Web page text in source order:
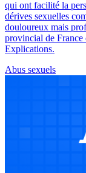
qui ont facilité la
dérives sexuelles
douloureux mais
provincial de
Explications.
Abus sexuels